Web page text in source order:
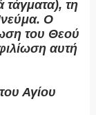
τάγματα), τη
Ο
του Θεού
αυτή
Αγίου